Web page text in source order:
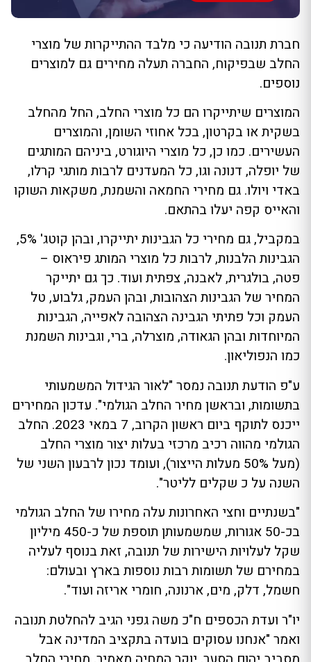
חברת תנובה הודיעה כי מלבד ההתייקרות של מוצרי
החלב שבפיקוח, החברה תעלה מחירים גם למוצרים
נוספים.
המוצרים שיתייקרו הם כל מוצרי החלב, החל מהחלב
בשקית או בקרטון, בכל אחוזי השומן, והמוצרים
העשירים. כמו כן, כל מוצרי היוגורט, ביניהם המותגים
של יופלה, דנונה וגו, כל המעדנים לרבות מותגי קרלו,
באדי ויולו. גם מחירי החמאה והשמנת, משקאות השוקו
והאייס קפה יעלו בהתאם.
במקביל, גם מחירי כל הגבינות יתייקרו, ובהן קוטג' 5%,
הגבינות הלבנות, לרבות כל מוצרי המותג פיראוס –
פטה, בולגרית, לאבנה, צפתית ועוד. כך גם יתייקר
המחיר של הגבינות הצהובות, ובהן העמק, גלבוע, טל
העמק וכל פתיתי הגבינה הצהובה לאפייה, הגבינות
המיוחדות ובהן הגאודה, מוצרלה, ברי, וגבינות השמנת
כמו הנפוליאון.
ע"פ הודעת תנובה נמסר "לאור הגידול המשמעותי
בתשומות, ובראשן מחיר החלב הגולמי". עדכון המחירים
ייכנס לתוקף ביום ראשון הקרוב, 7 במאי 2023. החלב
הגולמי מהווה רכיב מרכזי בעלות יצור מוצרי החלב
(מעל 50% מעלות הייצור), ועומד נכון לרבעון השני של
השנה על כ שקלים לליטר".
"בשנתיים וחצי האחרונות עלה מחירו של החלב הגולמי
בכ-50 אגורות, שמשמעותן תוספת של כ-450 מיליון
שקל לעלויות הישירות של תנובה, זאת בנוסף לעליה
במחירם של תשומות רבות נוספות בארץ ובעולם:
חשמל, דלק, מים, ארנונה, חומרי אריזה ועוד".
יו"ר ועדת הכספים ח"כ משה גפני הגיב להחלטת תנובה
ואמר "אנחנו עסוקים בועדה בתקציב המדינה אבל